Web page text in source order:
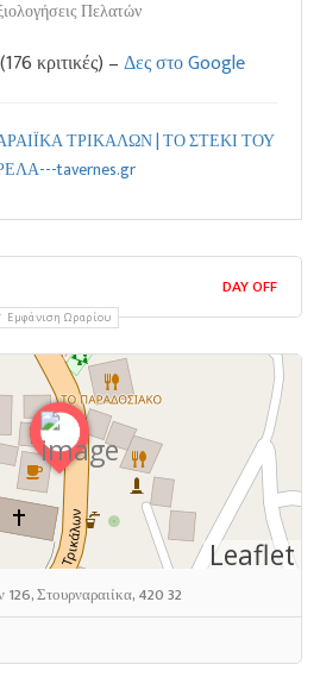
κριτικές) –Δες στο Google
DAY OFF
Εμφάνιση Ωραρίου
Leaflet
Στουρναραιίκα, 420 32